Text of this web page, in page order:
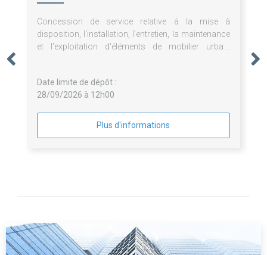
Concession de service relative à la mise à
disposition, l'installation, l'entretien, la maintenance
et l'exploitation d'éléments de mobilier urbain
Date limite de dépôt :
28/09/2026 à 12h00
Plus d'informations